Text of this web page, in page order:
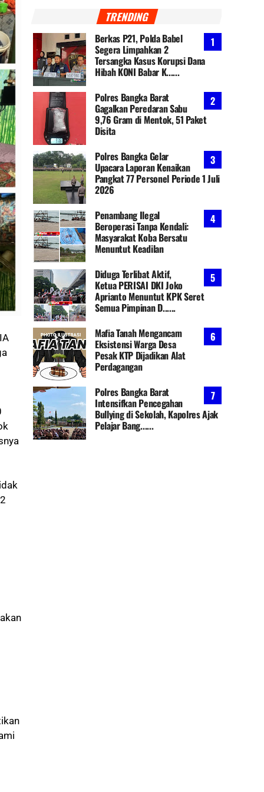
TRENDING
Berkas P21, Polda Babel
Segera Limpahkan 2
Tersangka Kasus Korupsi Dana
Hibah KONI Babar K......
Polres Bangka Barat
Gagalkan Peredaran Sabu
9,76 Gram di Mentok, 51 Paket
Disita
Polres Bangka Gelar
Upacara Laporan Kenaikan
Pangkat 77 Personel Periode 1 Juli
2026
Penambang Ilegal
Beroperasi Tanpa Kendali:
Masyarakat Koba Bersatu
Menuntut Keadilan
Diduga Terlibat Aktif,
Ketua PERISAI DKI Joko
Aprianto Menuntut KPK Seret
Semua Pimpinan D......
Mafia Tanah Mengancam
Eksistensi Warga Desa
Pesak KTP Dijadikan Alat
Perdagangan
Polres Bangka Barat
Intensifkan Pencegahan
Bullying di Sekolah, Kapolres Ajak
Pelajar Bang......